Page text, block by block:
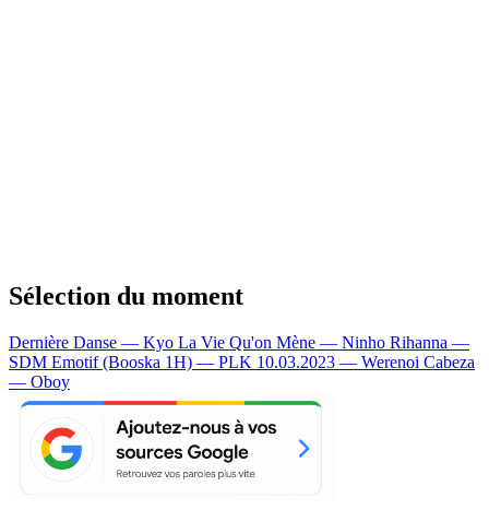
Sélection du moment
Dernière Danse — Kyo La Vie Qu'on Mène — Ninho Rihanna —
SDM Emotif (Booska 1H) — PLK 10.03.2023 — Werenoi Cabeza
— Oboy